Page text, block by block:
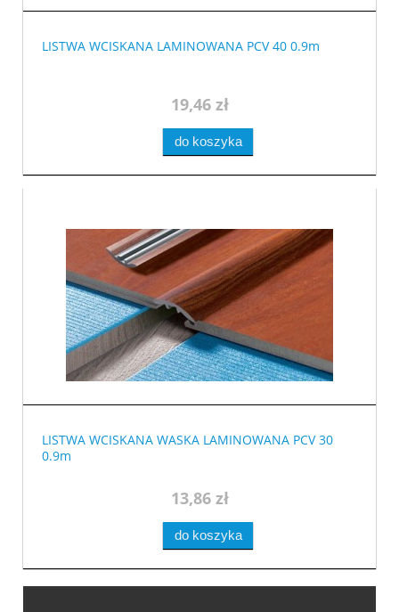
LISTWA WCISKANA LAMINOWANA PCV 40 0.9m
19,46 zł
do koszyka
LISTWA WCISKANA WASKA LAMINOWANA PCV 30
0.9m
13,86 zł
do koszyka